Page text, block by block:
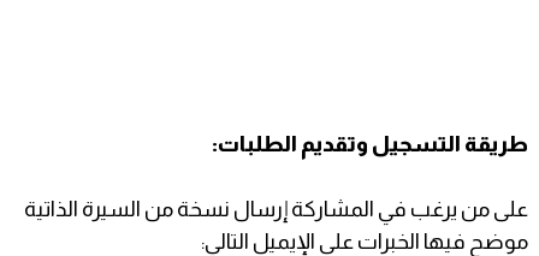
طريقة التسجيل وتقديم الطلبات:
على من يرغب في المشاركة إرسال نسخة من السيرة الذاتية
موضح فيها الخبرات على الإيميل التالي: